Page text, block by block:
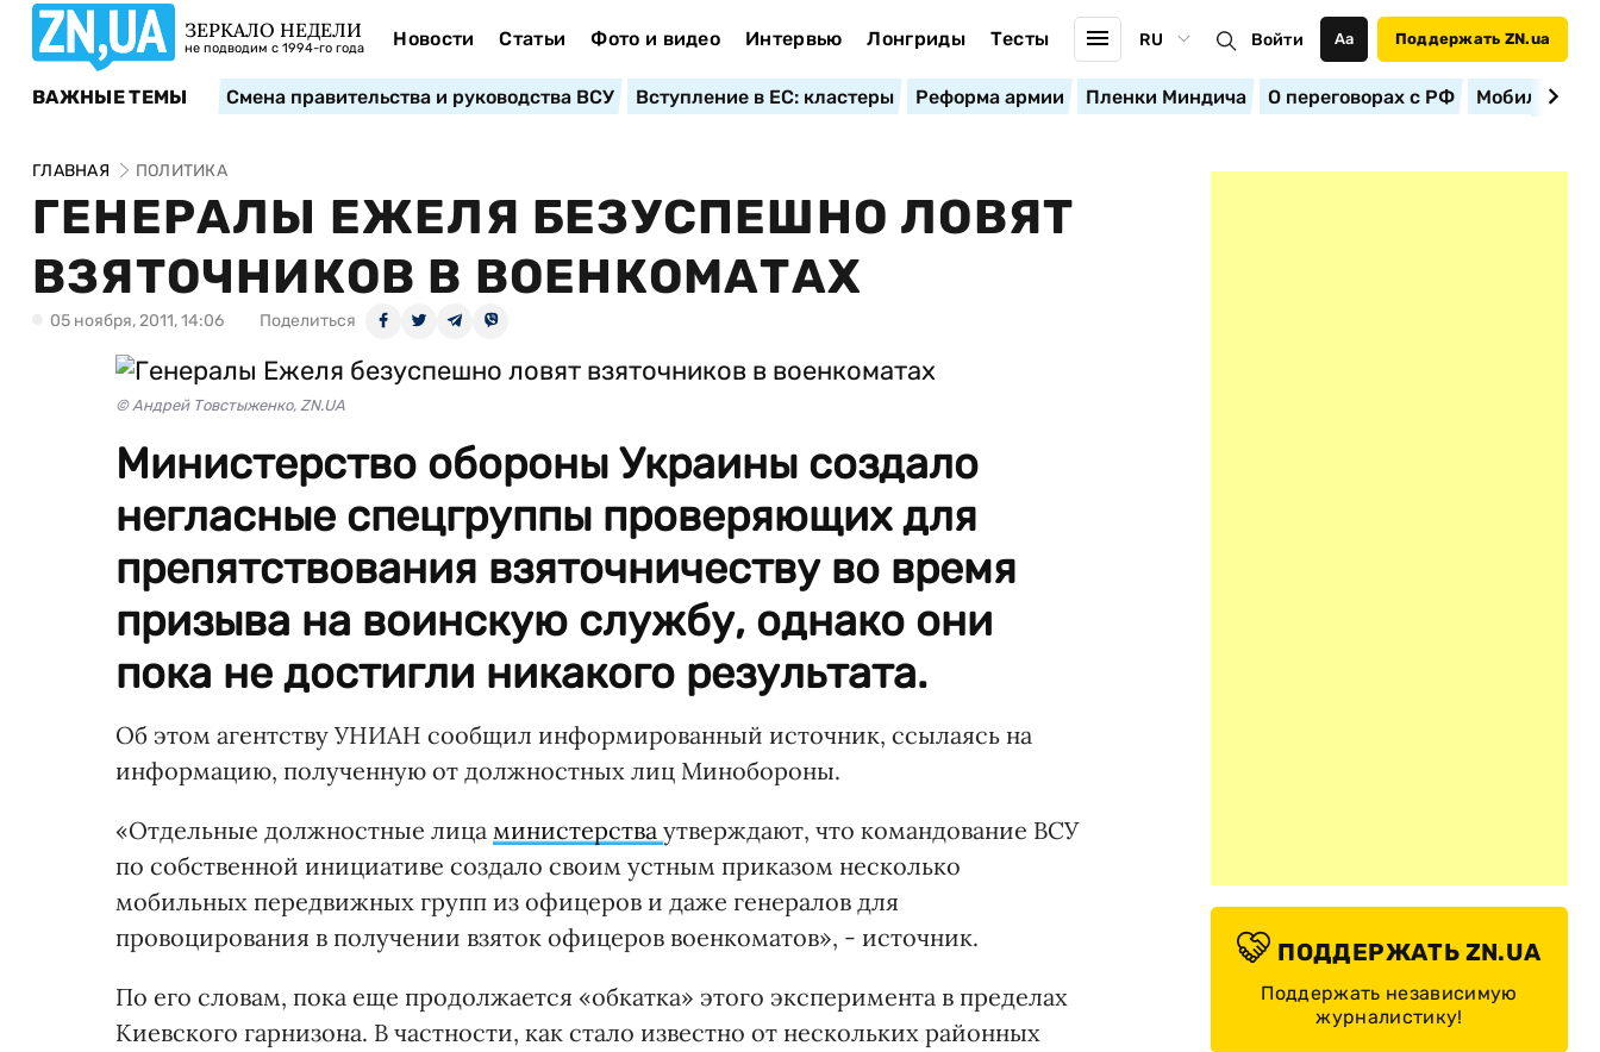
ЗЕРКАЛО НЕДЕЛИ
не подводим с 1994-го года Новости Статьи Фото и видео Интервью Лонгриды Тесты RU Войти Аа Поддержать ZN.ua
ВАЖНЫЕ ТЕМЫ Смена правительства и руководства ВСУ Вступление в ЕС: кластеры Реформа армии Пленки Миндича О переговорах с РФ
ГЛАВНАЯ ПОЛИТИКА
ГЕНЕРАЛЫ ЕЖЕЛЯ БЕЗУСПЕШНО ЛОВЯТ
ВЗЯТОЧНИКОВ В ВОЕНКОМАТАХ
05 ноября, 2011, 14:06 Поделиться
© Андрей Товстыженко, ZN.UA
Министерство обороны Украины создало
негласные спецгруппы проверяющих для
препятствования взяточничеству во время
призыва на воинскую службу, однако они
пока не достигли никакого результата.
Об этом агентству УНИАН сообщил информированный источник, ссылаясь на
информацию, полученную от должностных лиц Минобороны.
«Отдельные должностные лица министерства утверждают, что командование ВСУ
по собственной инициативе создало своим устным приказом несколько
мобильных передвижных групп из офицеров и даже генералов для
провоцирования в получении взяток офицеров военкоматов», - источник.
По его словам, пока еще продолжается «обкатка» этого эксперимента в пределах
Киевского гарнизона. В частности, как стало известно от нескольких районных
ПОДДЕРЖАТЬ ZN.UA
Поддержать независимую
журналистику!